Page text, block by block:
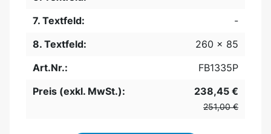
7. Textfeld:
-
8. Textfeld:
260 x 85
Art.Nr.:
FB1335P
Preis (exkl. MwSt.):
238,45 €
251,00 €